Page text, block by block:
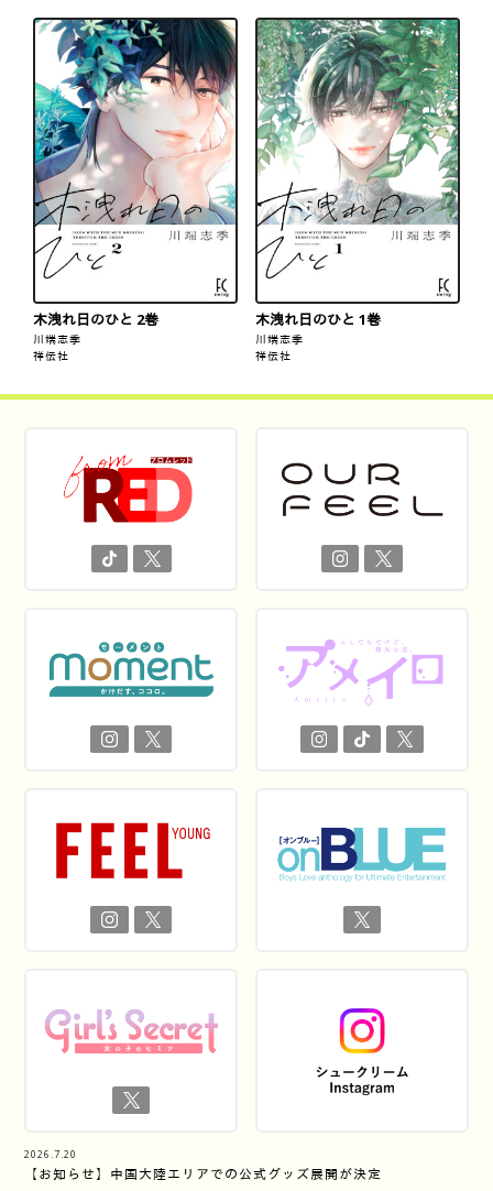
木洩れ日のひと 2巻
川端志季
祥伝社
木洩れ日のひと 1巻
川端志季
祥伝社
2026.7.20
【お知らせ】中国大陸エリアでの公式グッズ展開が決定